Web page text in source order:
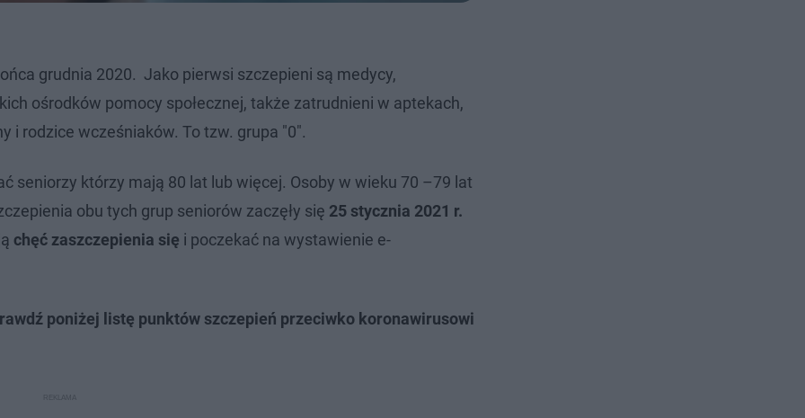
grudnia 2020. Jako pierwsi szczepieni są medycy,
ośrodków pomocy społecznej, także zatrudnieni w aptekach,
i rodzice wcześniaków. To tzw. grupa "0".
seniorzy którzy mają 80 lat lub więcej. Osoby w wieku 70 –79 lat
obu tych grup seniorów zaczęły się 25 stycznia 2021 r.
chęć zaszczepienia się i poczekać na wystawienie e-
poniżej listę punktów szczepień przeciwko koronawirusowi